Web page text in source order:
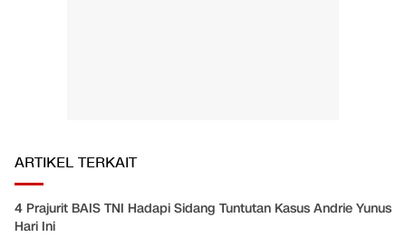
ARTIKEL TERKAIT
4 Prajurit BAIS TNI Hadapi Sidang Tuntutan Kasus Andrie Yunus
Hari Ini